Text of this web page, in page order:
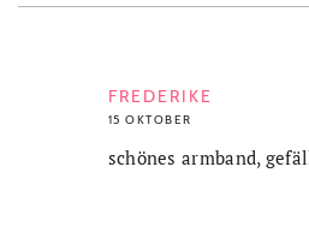
FREDERIKE
15 OKTOBER
schönes armband,